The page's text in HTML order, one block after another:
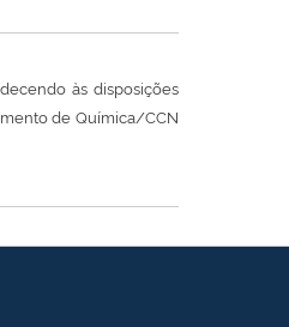
às disposições
de Química/CCN